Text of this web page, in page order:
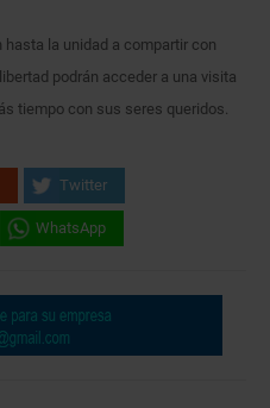
la unidad a compartir con
podrán acceder a una visita
tiempo con sus seres queridos.
Twitter
WhatsApp